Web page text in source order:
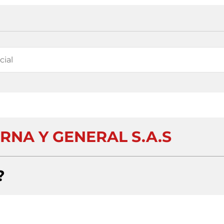
Y GENERAL S.A.S